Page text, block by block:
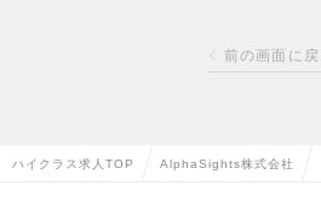
前の画面に戻
ハイクラス求人TOP AlphaSights株式会社